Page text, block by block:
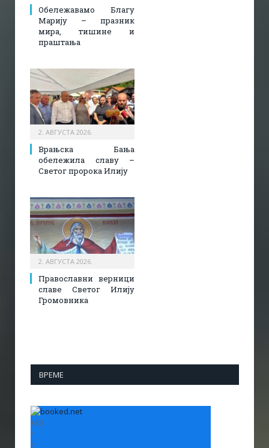
Обележавамо Благу
Марију – празник
мира, тишине и
праштања
2. АВГУСТА 2026.
Врањска Бања
обележила славу –
Светог пророка Илију
2. АВГУСТА 2026.
Православни верници
славе Светог Илију
Громовника
ВРЕМЕ
+33
°
C